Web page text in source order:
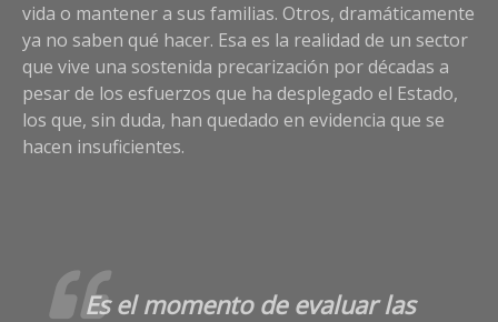
vida o mantener a sus familias. Otros, dramáticamente
ya no saben qué hacer. Esa es la realidad de un sector
que vive una sostenida precarización por décadas a
pesar de los esfuerzos que ha desplegado el Estado,
los que, sin duda, han quedado en evidencia que se
hacen insuficientes.
Es el momento de evaluar las